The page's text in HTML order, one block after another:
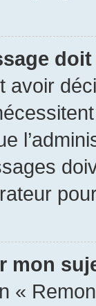
avoir
mon
«